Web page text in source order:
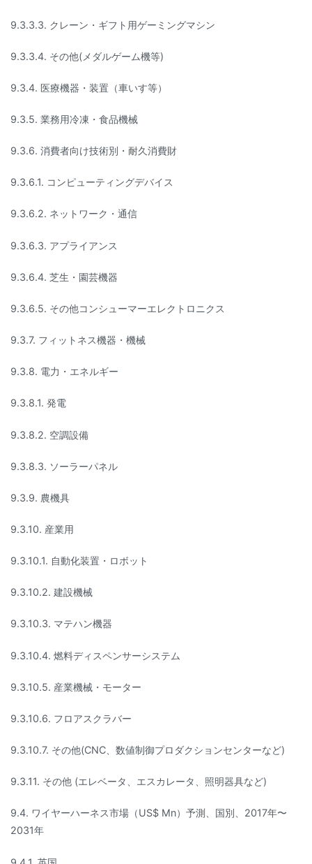
9.3.3.3. クレーン・ギフト用ゲーミングマシン
9.3.3.4. その他(メダルゲーム機等)
9.3.4. 医療機器・装置（車いす等）
9.3.5. 業務用冷凍・食品機械
9.3.6. 消費者向け技術別・耐久消費財
9.3.6.1. コンピューティングデバイス
9.3.6.2. ネットワーク・通信
9.3.6.3. アプライアンス
9.3.6.4. 芝生・園芸機器
9.3.6.5. その他コンシューマーエレクトロニクス
9.3.7. フィットネス機器・機械
9.3.8. 電力・エネルギー
9.3.8.1. 発電
9.3.8.2. 空調設備
9.3.8.3. ソーラーパネル
9.3.9. 農機具
9.3.10. 産業用
9.3.10.1. 自動化装置・ロボット
9.3.10.2. 建設機械
9.3.10.3. マテハン機器
9.3.10.4. 燃料ディスペンサーシステム
9.3.10.5. 産業機械・モーター
9.3.10.6. フロアスクラバー
9.3.10.7. その他(CNC、数値制御プロダクションセンターなど)
9.3.11. その他 (エレベータ、エスカレータ、照明器具など)
9.4. ワイヤーハーネス市場（US$ Mn）予測、国別、2017年〜
2031年